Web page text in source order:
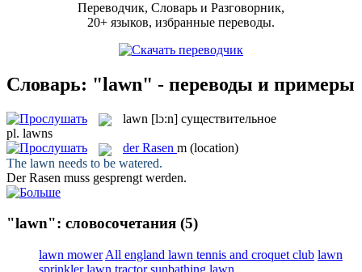
Переводчик, Словарь и Разговорник,
20+ языков, избранные переводы.
Словарь: "lawn" - переводы и примеры
lawn [lɔ:n] существительное
pl. lawns
derRasen m (location)
The lawn needs to be watered.
DerRasen muss gesprengt werden.
"lawn": словосочетания (5)
lawn mower All england lawn tennis and croquet club lawn
sprinkler lawn tractor sunbathing lawn